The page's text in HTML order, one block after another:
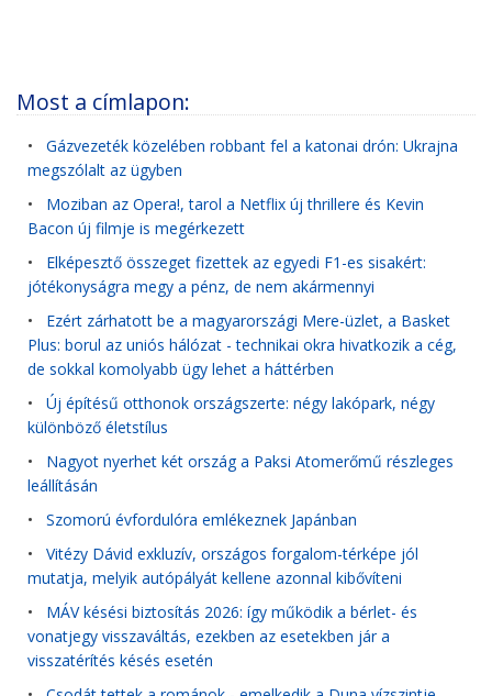
Most a címlapon:
• Gázvezeték közelében robbant fel a katonai drón: Ukrajna
megszólalt az ügyben
• Moziban az Opera!, tarol a Netflix új thrillere és Kevin
Bacon új filmje is megérkezett
• Elképesztő összeget fizettek az egyedi F1-es sisakért:
jótékonyságra megy a pénz, de nem akármennyi
• Ezért zárhatott be a magyarországi Mere-üzlet, a Basket
Plus: borul az uniós hálózat - technikai okra hivatkozik a cég,
de sokkal komolyabb ügy lehet a háttérben
• Új építésű otthonok országszerte: négy lakópark, négy
különböző életstílus
• Nagyot nyerhet két ország a Paksi Atomerőmű részleges
leállításán
• Szomorú évfordulóra emlékeznek Japánban
• Vitézy Dávid exkluzív, országos forgalom-térképe jól
mutatja, melyik autópályát kellene azonnal kibővíteni
• MÁV késési biztosítás 2026: így működik a bérlet- és
vonatjegy visszaváltás, ezekben az esetekben jár a
visszatérítés késés esetén